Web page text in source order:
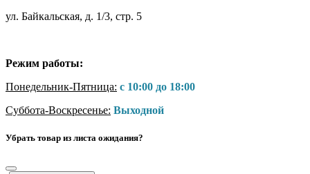
ул. Байкальская, д. 1/3, стр. 5
Режим работы:
Понедельник-Пятница: с 10:00 до 18:00
Суббота-Воскресенье: Выходной
Убрать товар из листа ожидания?